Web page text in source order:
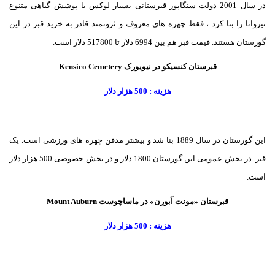
در سال 2001 دولت سنگاپور قبرستانی بسیار لوکس با پوشش گیاهی متنوع
نیروانا را بنا کرد ، فقط چهره های معروف و ثروتمند قادر به خرید قبر در این
گورستان هستند. قیمت قبر هم بین 6994 دلار تا 517800 دلار است.
قبرستان کنسیکو در نیویورک Kensico Cemetery
هزینه : 500 هزار دلار
این گورستان در سال 1889 بنا شد و بیشتر مدفن چهره های ورزشی است. یک
قبر در بخش عمومی این گورستان 1800 دلار و در بخش خصوصی 500 هزار دلار
است.
قبرستان «مونت آبورن» در ماساچوست Mount Auburn
هزینه : 500 هزار دلار